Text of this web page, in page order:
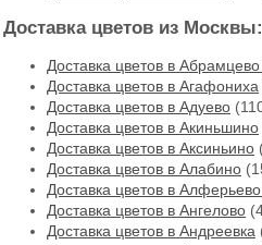
Доставка цветов из Москвы:
Доставка цветов в
Доставка цветов в Агафониха
Доставка цветов в Адуево
Доставка цветов в Акиньшино
Доставка цветов в Аксиньино
Доставка цветов в Алабино
Доставка цветов в
Доставка цветов в Ангелово
Доставка цветов в Андреевка